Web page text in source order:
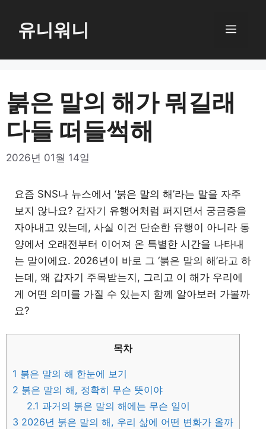
로
뛰
기
유니워니 메
붉은 말의 해가 뭐길래
다들 떠들썩해
2026년 01월 14일
요즘 SNS나 뉴스에서 ‘붉은 말의 해’라는 말을 자주
보지 않나요? 갑자기 유행어처럼 퍼지면서 궁금증을
자아내고 있는데, 사실 이건 단순한 유행이 아니라 동
양에서 오래전부터 이어져 온 특별한 시간을 나타내
는 말이에요. 2026년이 바로 그 ‘붉은 말의 해’라고 하
는데, 왜 갑자기 주목받는지, 그리고 이 해가 우리에
게 어떤 의미를 가질 수 있는지 함께 알아보러 가볼까
요?
목차
1 붉은 말의 해 한눈에 보기
2 붉은 말의 해, 정확히 무슨 뜻이야
2.1 과거의 붉은 말의 해에는 무슨 일이
3 2026년 붉은 말의 해, 우리 삶에 어떤 변화가 올까